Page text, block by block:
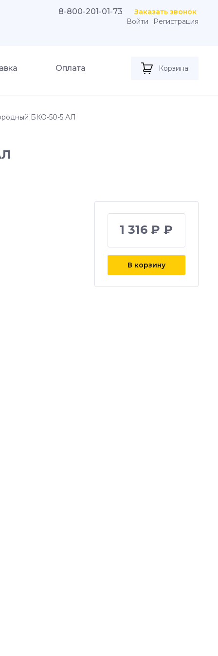
8-800-201-01-73
Заказать звонок
Войти
Регистрация
Оплата Корзина
БКО-50-5 АЛ
1 316 ₽ ₽
В корзину